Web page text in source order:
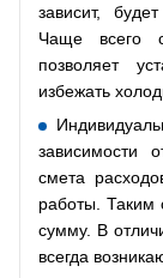
зависит,
Чаще всего
позволяет
избежать
зависимости
смета
работы. Таким
сумму. В
всегда